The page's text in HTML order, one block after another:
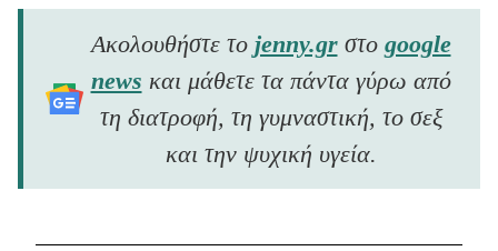
Ακολουθήστε το jenny.grστο google
news και μάθετε τα πάντα γύρω από
τη διατροφή, τη γυμναστική, το σεξ
και την ψυχική υγεία.